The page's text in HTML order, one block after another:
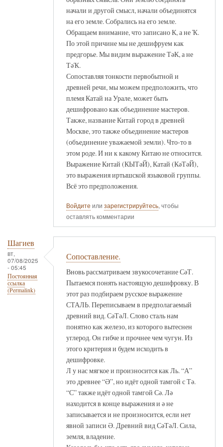
начали и другой смысл, начали объединятся
на его земле. Собрались на его земле.
Обращаем внимание, что записано К, а не Ҡ.
По этой причине мы не дешифруем как
предгорье. Мы видим выражение ТәК, а не
ТәҠ.
Сопоставляя тонкости первобытной и
древней речи, мы можем предположить, что
племя Катай на Урале, может быть
дешифровано как объединение мастеров.
Также, название Китай город в древней
Москве, это также объединение мастеров
(объединение уважаемой земли). Что-то в
этом роде. И ни к какому Китаю не относится.
Выражение Китай (КЫТәЙ), Катай (КәТәЙ),
это выражения иртышской языковой группы.
Всё это предположения.
Войдите или зарегистрируйтесь, чтобы
оставлять комментарии
Шагиев
вт,
07/08/2025
- 05:45
Постоянная
ссылка
(Permalink)
Сопоставление.
Вновь рассматриваем звукосочетание СәТ.
Пытаемся понять настоящую дешифровку. В
этот раз подбираем русское выражение
СТАЛЬ. Переписываем в предполагаемый
древний вид. СәТәЛ. Слово сталь нам
понятно как железо, из которого вытеснен
углерод. Он гибче и прочнее чем чугун. Из
этого критерия и будем исходить в
дешифровке.
Л у нас мягкое и произносится как Ль. “А”
это древнее “Ә”, но идёт одной тамгой с Тә.
“С” также идёт одной тамгой Сә. Лә
находится в конце выражения и ә не
записывается и не произносится, если нет
явной записи Ә. Древний вид СәТәЛ. Сила,
земля, владение.